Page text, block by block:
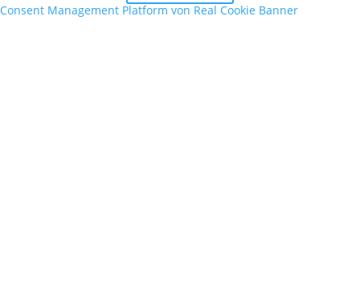
Consent Management Platform von Real Cookie Banner